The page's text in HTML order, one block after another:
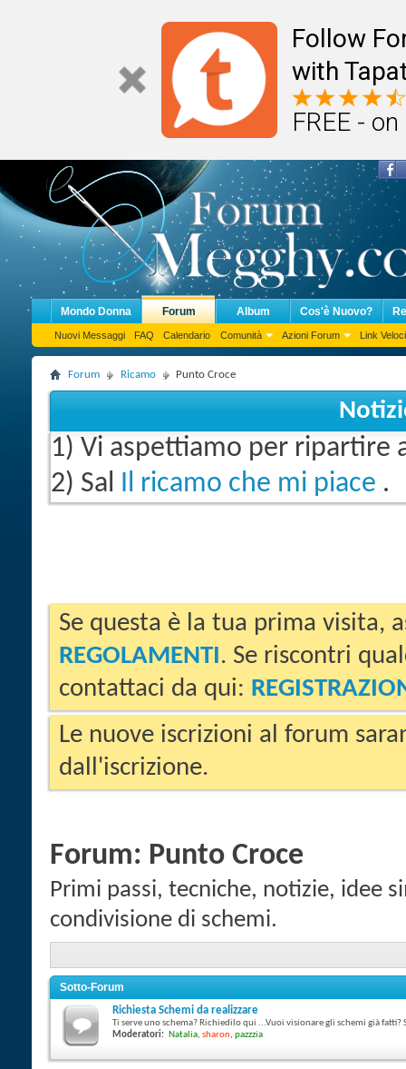
Follow
with
FREE -
Mondo Donna Forum
Nuovi Messaggi FAQ Calendario Comunità Azioni Forum Link Veloci
Album Cos'è Nuovo?
Forum Ricamo Punto Croce
1) Vi aspettiamo per ripartire
2) Sal Il ricamo che mi piace .
Se questa è la tua prima visita,
REGOLAMENTI. Se riscontri
contattaci da qui:
Le nuove iscrizioni al forum
dall'iscrizione.
Forum: Punto Croce
Primi passi, tecniche, notizie, idee
condivisione di schemi.
Sotto-Forum
Richiesta Schemi da realizzare
Ti serve uno schema? Richiedilo qui ...Vuoi visionare gli schemi già fatti?
Moderatori: Natalia, sharon, pazzzia